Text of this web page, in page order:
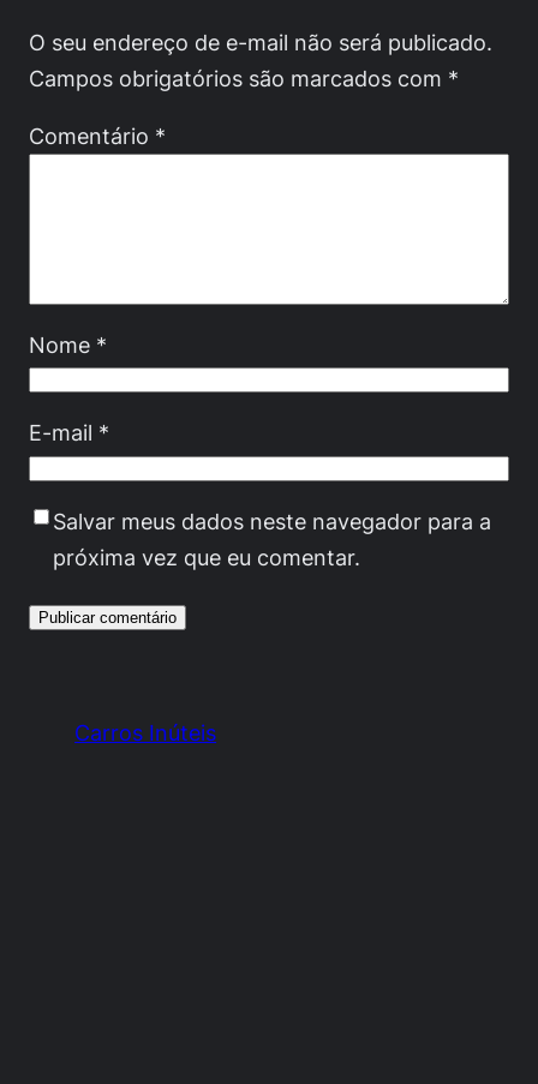
O seu endereço de e-mail não será publicado.
Campos obrigatórios são marcados com *
Comentário *
Nome *
E-mail *
Salvar meus dados neste navegador para a
próxima vez que eu comentar.
Carros Inúteis